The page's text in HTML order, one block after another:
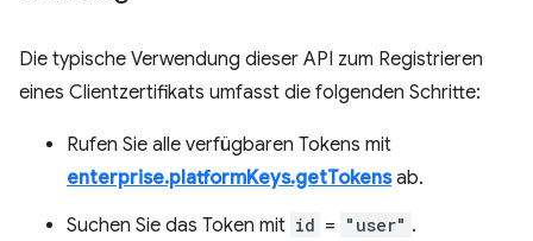
Die typische Verwendung dieser API zum Registrieren
eines Clientzertifikats umfasst die folgenden Schritte:
Rufen Sie alle verfügbaren Tokens mit
enterprise.platformKeys.getTokensab.
Suchen Sie das Token mit id = "user" .